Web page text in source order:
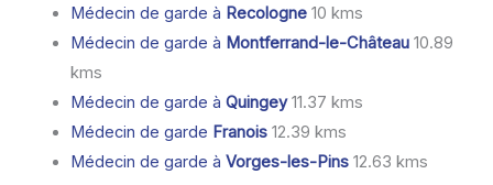
Médecin de garde à Recologne10 kms
Médecin de garde à Montferrand-le-Château10.89
kms
Médecin de garde à Quingey11.37 kms
Médecin de garde Franois12.39 kms
Médecin de garde à Vorges-les-Pins12.63 kms